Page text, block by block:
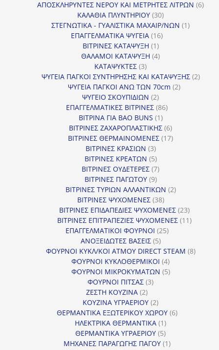
προϊόντα
ΑΠΟΣΚΛΗΡΥΝΤΕΣ ΝΕΡΟΥ ΚΑΙ ΜΕΤΡΗΤΕΣ ΛΙΤΡΩΝ 66
ΚΑΛΑΘΙΑ ΠΛΥΝΤΗΡΙΟΥ 3030
προϊόντα
ΣΤΕΓΝΩΤΙΚΑ - ΓΥΑΛΙΣΤΙΚΑ ΜΑΧΑΙΡ/ΝΩΝ 11
ΕΠΑΓΓΕΛΜΑΤΙΚΑ ΨΥΓΕΙΑ 1616
ΒΙΤΡΙΝΕΣ ΚΑΤΑΨΥΞΗ 11
προϊόν
ΘΑΛΑΜΟΙ ΚΑΤΑΨΥΞΗ 44
ΚΑΤΑΨΥΚΤΕΣ 33
προϊόντα
ΨΥΓΕΙΑ ΠΑΓΚΟΙ ΣΥΝΤΗΡΗΣΗΣ ΚΑΙ ΚΑΤΑΨΥΞΗΣ 22
ΨΥΓΕΙΑ ΠΑΓΚΟΙ ΑΝΩ ΤΩΝ 70cm 22
ΨΥΓΕΙΟ ΣΚΟΥΠΙΔΙΩΝ 22
προϊόντα
ΕΠΑΓΓΕΛΜΑΤΙΚΕΣ ΒΙΤΡΙΝΕΣ 8686
ΒΙΤΡΙΝΑ ΓΙΑ BAO BUNS 11
προϊόν
ΒΙΤΡΙΝΕΣ ΖΑΧΑΡΟΠΛΑΣΤΙΚΗΣ 66
προϊόντα
ΒΙΤΡΙΝΕΣ ΘΕΡΜΑΙΝΟΜΕΝΕΣ 1717
ΒΙΤΡΙΝΕΣ ΚΡΑΣΙΩΝ 33
προϊόντα
ΒΙΤΡΙΝΕΣ ΚΡΕΑΤΩΝ 55
προϊόντα
ΒΙΤΡΙΝΕΣ ΟΥΔΕΤΕΡΕΣ 77
ΒΙΤΡΙΝΕΣ ΠΑΓΩΤΟΥ 99
προϊόντα
ΒΙΤΡΙΝΕΣ ΤΥΡΙΩΝ ΑΛΛΑΝΤΙΚΩΝ 22
ΒΙΤΡΙΝΕΣ ΨΥΧΟΜΕΝΕΣ 3838
προϊόντα
ΒΙΤΡΙΝΕΣ ΕΠΙΔΑΠΕΔΙΕΣ ΨΥΧΟΜΕΝΕΣ 2323
προϊόντα
ΒΙΤΡΙΝΕΣ ΕΠΙΤΡΑΠΕΖΙΕΣ ΨΥΧΟΜΕΝΕΣ 1111
ΕΠΑΓΓΕΛΜΑΤΙΚΟΙ ΦΟΥΡΝΟΙ 2525
ΑΝΟΞΕΙΔΩΤΕΣ ΒΑΣΕΙΣ 55
προϊόντα
ΦΟΥΡΝΟΙ ΚΥΚΛ/ΚΟΙ ΑΤΜΟΥ DIRECT STEAM 88
ΦΟΥΡΝΟΙ ΚΥΚΛΟΘΕΡΜΙΚΟΙ 44
προϊόντα
ΦΟΥΡΝΟΙ ΜΙΚΡΟΚΥΜΑΤΩΝ 55
ΦΟΥΡΝΟΙ ΠΙΤΣΑΣ 33
ΖΕΣΤΗ ΚΟΥΖΙΝΑ 22
προϊόντα
ΚΟΥΖΙΝΑ ΥΓΡΑΕΡΙΟΥ 22
προϊόντα
ΘΕΡΜΑΝΤΙΚΑ ΕΞΩΤΕΡΙΚΟΥ ΧΩΡΟΥ 66
ΗΛΕΚΤΡΙΚΑ ΘΕΡΜΑΝΤΙΚΑ 11
προϊόν
ΘΕΡΜΑΝΤΙΚΑ ΥΓΡΑΕΡΙΟΥ 55
προϊόντα
ΜΗΧΑΝΕΣ ΠΑΡΑΓΩΓΗΣ ΠΑΓΟΥ 11